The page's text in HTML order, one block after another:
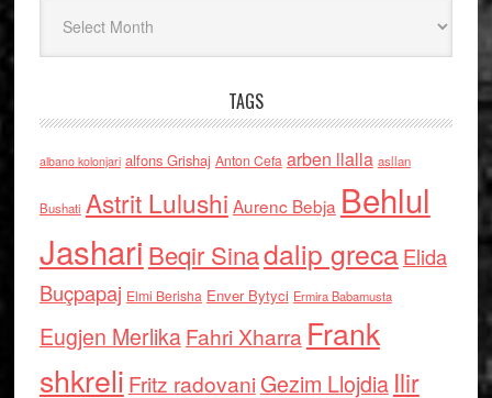
TAGS
albano kolonjari alfons Grishaj Anton Cefa arben llalla asllan
Bushati Astrit Lulushi Aurenc Bebja Behlul
Jashari Beqir Sinadalip grecaElida
Buçpapaj Elmi Berisha Enver Bytyci Ermira Babamusta
Eugjen MerlikaFahri Xharra Frank
shkreli Fritz radovaniGezim Llojdia Ilir